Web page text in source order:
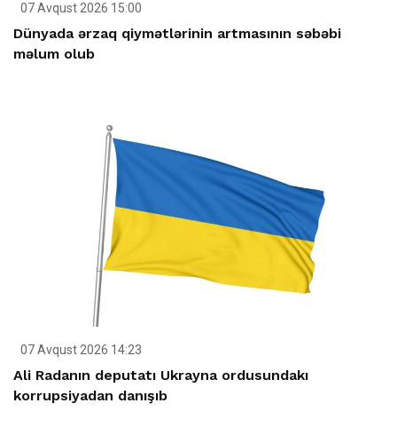
07 Avqust 2026 15:00
Dünyada ərzaq qiymətlərinin artmasının səbəbi
məlum olub
07 Avqust 2026 14:23
Ali Radanın deputatı Ukrayna ordusundakı
korrupsiyadan danışıb